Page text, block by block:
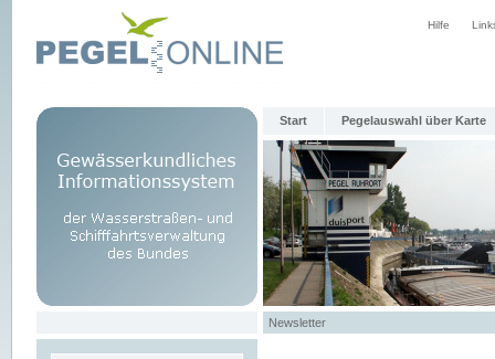
Hilfe
Start Pegelauswahl über Karte
Newsletter